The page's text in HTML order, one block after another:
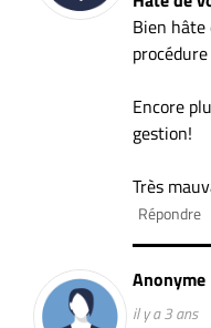
Bien hâte
Encore
gestion!
Très
Répondre
Anonyme
il y a 3 ans